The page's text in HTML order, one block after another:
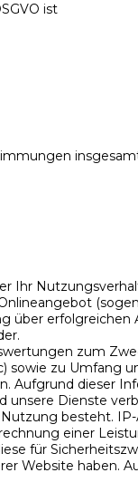
ist
Ihr
erfolgreichen
zum
sowie zu Umfang
Aufgrund dieser
Dienste
besteht.
einer
für
Website haben.